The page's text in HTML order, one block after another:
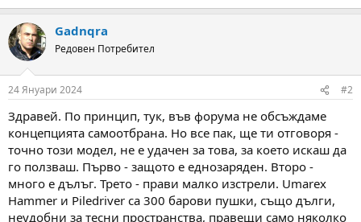
Gadnqra
Редовен Потребител
24 Януари 2024 #2
Здравей. По принцип, тук, във форума не обсъждаме
концепцията самоотбрана. Но все пак, ще ти отговоря -
точно този модел, не е удачен за това, за което искаш да
го ползваш. Първо - защото е еднозаряден. Второ -
много е дълъг. Трето - прави малко изстрели. Umarex
Hammer и Piledriver са 300 барови пушки, също дълги,
неудобни за тесни пространства, правещи само няколко